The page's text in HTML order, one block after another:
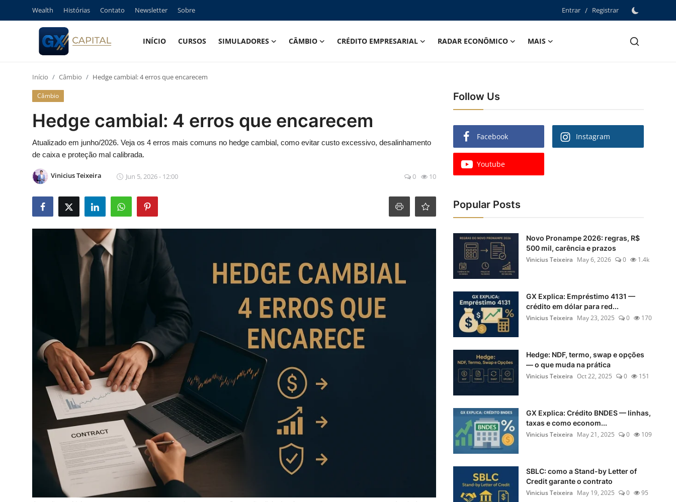
Wealth Histórias Contato Newsletter Sobre Entrar / Registrar
INÍCIO CURSOS SIMULADORES CÂMBIO CRÉDITO EMPRESARIAL RADAR ECONÔMICO
MAIS
Entrar
Wealth
Histórias
Crédito Empresarial
GX explica
Investimentos
Seguro de Vida
Motores do Brasil
Início Câmbio Hedge cambial: 4 erros que encarecem
Câmbio
Hedge cambial: 4 erros que encarecem
Atualizado em junho/2026. Veja os 4 erros mais comuns no hedge cambial, como evitar custo excessivo, desalinhamento
de caixa e proteção mal calibrada.
Vinicius Teixeira Jun 5, 2026 - 12:00 0 10
Follow Us
Facebook Instagram
Youtube
Popular Posts
Novo Pronampe 2026: regras, R$
500 mil, carência e prazos
Vinicius Teixeira May 6, 2026 0 1.4k
GX Explica: Empréstimo 4131 —
crédito em dólar para red...
Vinicius Teixeira May 23, 2025 0 170
Hedge: NDF, termo, swap e opções
— o que muda na prática
Vinicius Teixeira Oct 22, 2025 0 151
GX Explica: Crédito BNDES — linhas,
taxas e como econom...
Vinicius Teixeira May 21, 2025 0 109
SBLC: como a Stand-by Letter of
Credit garante o contrato
Vinicius Teixeira May 19, 2025 0 95